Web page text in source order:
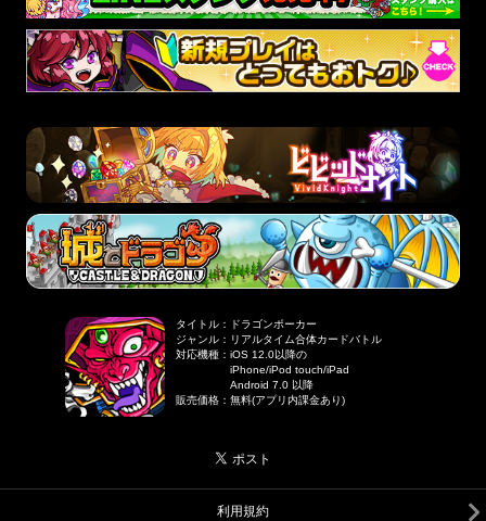
タイトル ：
ドラゴンポーカー
ジャンル ： リアルタイム合体カードバトル
対応機種 ：iOS 12.0以降の
iPhone/iPod touch/iPad
Android 7.0 以降
販売価格 ：無料(アプリ内課金あり)
利用規約